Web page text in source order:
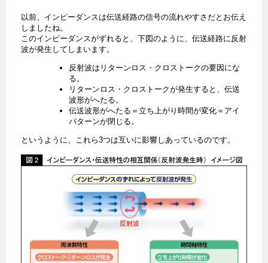
以前、インピーダンスは伝送経路の信号の流れやすさだとお伝え
しましたね。
このインピーダンスがずれると、下図のように、伝送経路に反射
波が発生してしまいます。
反射波はリターンロス・クロストークの要因にな
る。
リターンロス・クロストークが発生すると、伝送
波形がへたる。
伝送波形がへたる＝立ち上がり時間が変化＝アイ
パターンが閉じる。
というように、これら3つは互いに影響しあっているのです。